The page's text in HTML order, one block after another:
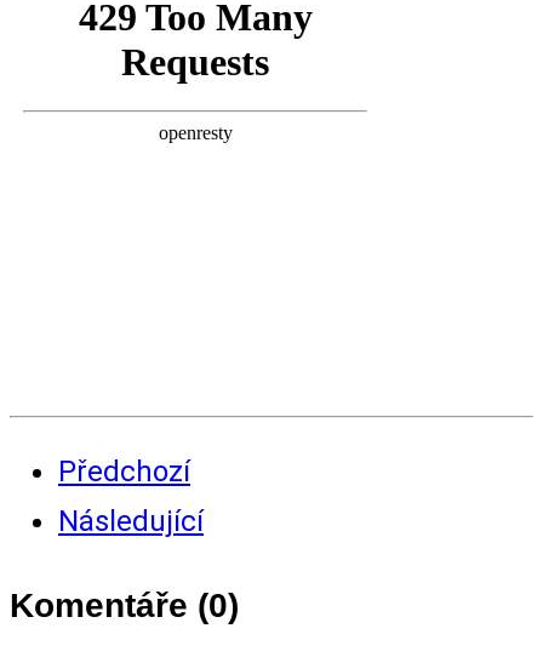
Předchozí
Následující
Komentáře (0)